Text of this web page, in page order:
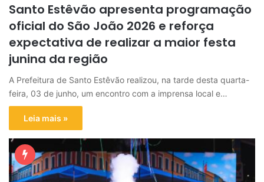
Santo Estêvão apresenta programação
oficial do São João 2026 e reforça
expectativa de realizar a maior festa
junina da região
A Prefeitura de Santo Estêvão realizou, na tarde desta quarta-
feira, 03 de junho, um encontro com a imprensa local e…
Leia mais »